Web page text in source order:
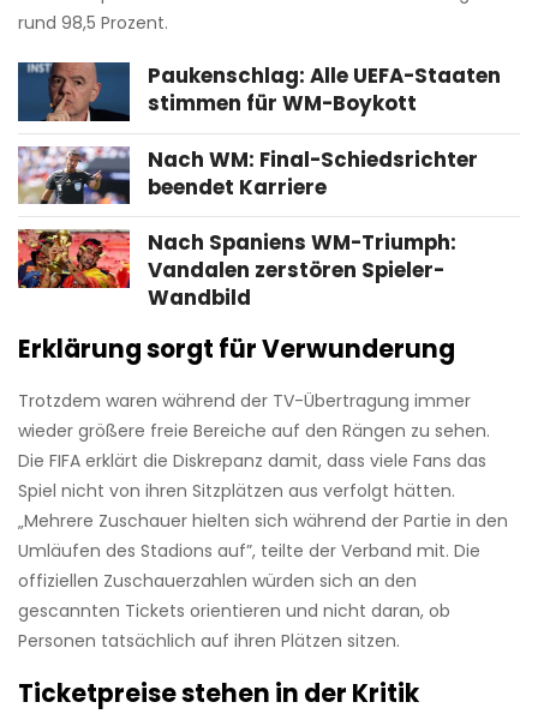
rund 98,5 Prozent.
Paukenschlag: Alle UEFA-Staaten
stimmen für WM-Boykott
Nach WM: Final-Schiedsrichter
beendet Karriere
Nach Spaniens WM-Triumph:
Vandalen zerstören Spieler-
Wandbild
Erklärung sorgt für Verwunderung
Trotzdem waren während der TV-Übertragung immer
wieder größere freie Bereiche auf den Rängen zu sehen.
Die FIFA erklärt die Diskrepanz damit, dass viele Fans das
Spiel nicht von ihren Sitzplätzen aus verfolgt hätten.
„Mehrere Zuschauer hielten sich während der Partie in den
Umläufen des Stadions auf”, teilte der Verband mit. Die
offiziellen Zuschauerzahlen würden sich an den
gescannten Tickets orientieren und nicht daran, ob
Personen tatsächlich auf ihren Plätzen sitzen.
Ticketpreise stehen in der Kritik